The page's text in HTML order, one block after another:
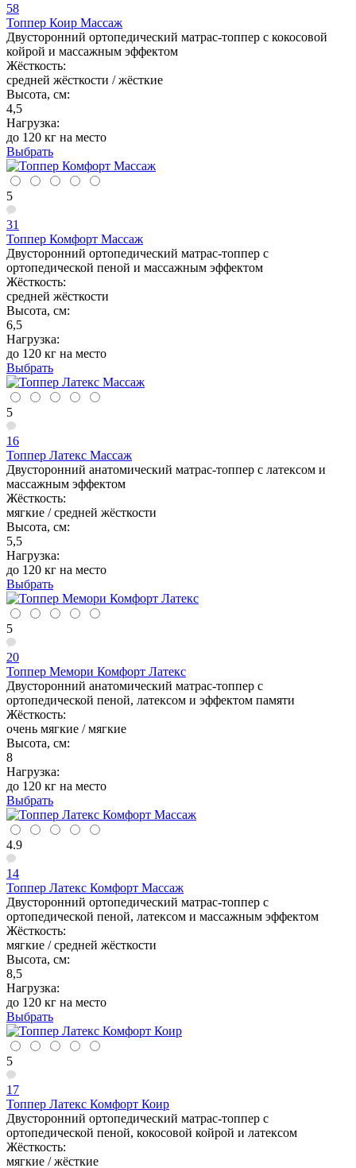
58
Топпер Коир Массаж
Двусторонний ортопедический матрас-топпер с кокосовой
койрой и массажным эффектом
Жёсткость:
средней жёсткости / жёсткие
Высота, см:
4,5
Нагрузка:
до 120 кг на место
Выбрать
5
31
Топпер Комфорт Массаж
Двусторонний ортопедический матрас-топпер с
ортопедической пеной и массажным эффектом
Жёсткость:
средней жёсткости
Высота, см:
6,5
Нагрузка:
до 120 кг на место
Выбрать
5
16
Топпер Латекс Массаж
Двусторонний анатомический матрас-топпер с латексом и
массажным эффектом
Жёсткость:
мягкие / средней жёсткости
Высота, см:
5,5
Нагрузка:
до 120 кг на место
Выбрать
5
20
Топпер Мемори Комфорт Латекс
Двусторонний анатомический матрас-топпер с
ортопедической пеной, латексом и эффектом памяти
Жёсткость:
очень мягкие / мягкие
Высота, см:
8
Нагрузка:
до 120 кг на место
Выбрать
4.9
14
Топпер Латекс Комфорт Массаж
Двусторонний ортопедический матрас-топпер с
ортопедической пеной, латексом и массажным эффектом
Жёсткость:
мягкие / средней жёсткости
Высота, см:
8,5
Нагрузка:
до 120 кг на место
Выбрать
5
17
Топпер Латекс Комфорт Коир
Двусторонний ортопедический матрас-топпер с
ортопедической пеной, кокосовой койрой и латексом
Жёсткость:
мягкие / жёсткие